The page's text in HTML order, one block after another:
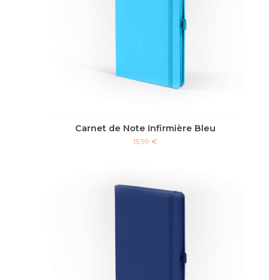
Carnet de Note Infirmière Bleu
15,99 €